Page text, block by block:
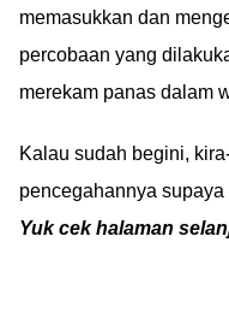
memasukkan dan
percobaan yang
merekam panas dalam
Kalau sudah begini,
pencegahannya
Yuk cek halaman